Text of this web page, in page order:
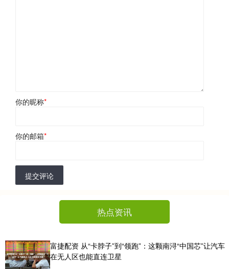
你的昵称*
你的邮箱*
提交评论
热点资讯
富捷配资 从“卡脖子”到“领跑”：这颗南浔“中国芯”让汽车
在无人区也能直连卫星